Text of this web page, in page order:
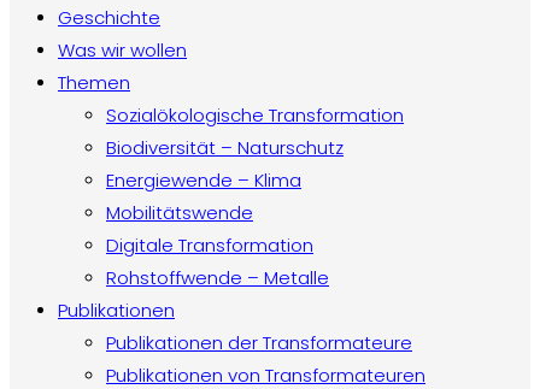
Geschichte
Was wir wollen
Themen
Sozialökologische Transformation
Biodiversität – Naturschutz
Energiewende – Klima
Mobilitätswende
Digitale Transformation
Rohstoffwende – Metalle
Publikationen
Publikationen der Transformateure
Publikationen von Transformateuren